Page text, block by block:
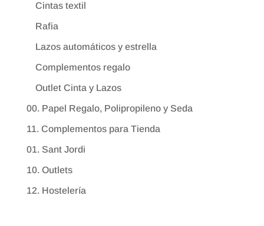
Cintas textil
Rafia
Lazos automáticos y estrella
Complementos regalo
Outlet Cinta y Lazos
00. Papel Regalo, Polipropileno y Seda
11. Complementos para Tienda
01. Sant Jordi
10. Outlets
12. Hostelería